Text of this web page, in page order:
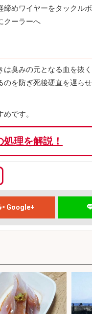
めワイヤーをタックル
クーラーへ
臭みの元となる血を抜
を防ぎ死後硬直を遅ら
です。
理を解説！
Google+